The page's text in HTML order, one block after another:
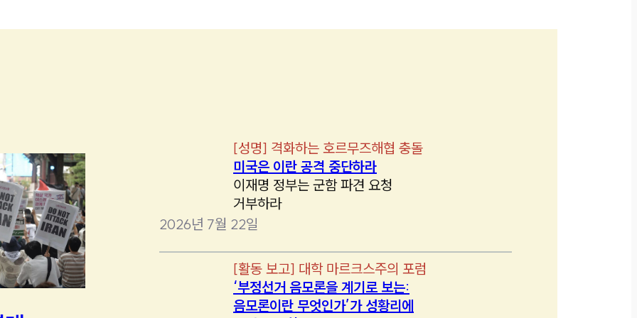
[성명] 격화하는 호르무즈해협 충돌
미국은 이란 공격 중단하라
이재명 정부는 군함 파견 요청
거부하라
2026년 7월 22일
[활동 보고] 대학 마르크스주의 포럼
‘부정선거 음모론을 계기로 보는:
음모론이란 무엇인가’가 성황리에